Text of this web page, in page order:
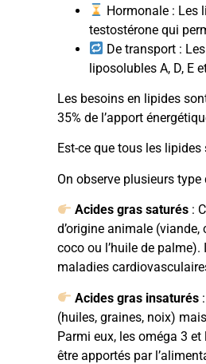
Hormonale : Les
testostérone qui
De transport :
liposolubles A, D, E
Les besoins en lipides
35% de l’apport
Est-ce que tous les lipides
On observe plusieurs
Acides gras saturés :
d’origine animale
coco ou l’huile de
maladies
Acides gras insaturés
(huiles, graines, noix)
Parmi eux, les oméga 3
être apportés par